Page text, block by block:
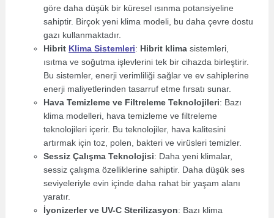
göre daha düşük bir küresel ısınma potansiyeline
sahiptir. Birçok yeni klima modeli, bu daha çevre dostu
gazı kullanmaktadır.
Hibrit Klima Sistemleri: Hibrit klima sistemleri,
ısıtma ve soğutma işlevlerini tek bir cihazda birleştirir.
Bu sistemler, enerji verimliliği sağlar ve ev sahiplerine
enerji maliyetlerinden tasarruf etme fırsatı sunar.
Hava Temizleme ve Filtreleme Teknolojileri: Bazı
klima modelleri, hava temizleme ve filtreleme
teknolojileri içerir. Bu teknolojiler, hava kalitesini
artırmak için toz, polen, bakteri ve virüsleri temizler.
Sessiz Çalışma Teknolojisi: Daha yeni klimalar,
sessiz çalışma özelliklerine sahiptir. Daha düşük ses
seviyeleriyle evin içinde daha rahat bir yaşam alanı
yaratır.
İyonizerler ve UV-C Sterilizasyon: Bazı klima